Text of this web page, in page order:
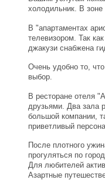
холодильник. В
В "апартаментах
телевизором. Так
джакузи снабжена
Очень удобно то,
выбор.
В ресторане отеля
друзьями. Два зала
большой компании,
приветливый
После плотного
прогуляться по
Для любителей
Азартные